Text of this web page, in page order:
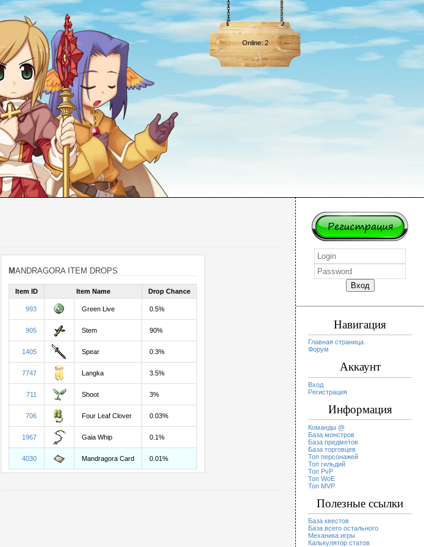
Online: 2
MANDRAGORA ITEM DROPS
Item ID Item Name Drop Chance
993 Green Live 0.5%
905 Stem 90%
1405 Spear 0.3%
7747 Langka 3.5%
711 Shoot 3%
706 Four Leaf Clover 0.03%
1967 Gaia Whip 0.1%
4030 Mandragora Card 0.01%
Навигация
Главная страница
Форум
Аккаунт
Вход
Регистрация
Информация
Команды @
База монстров
База предметов
База торговцев
Топ персонажей
Топ гильдий
Топ PvP
Топ WoE
Топ MVP
Полезные ссылки
База квестов
База всего остального
Механика игры
Калькулятор статов